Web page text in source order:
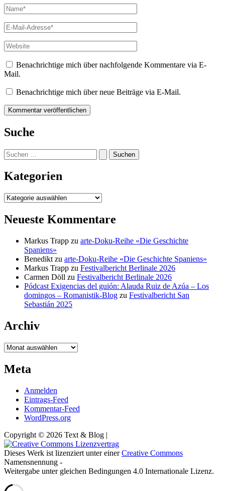
Name*
E-
Mail-
Adresse*
Website
Benachrichtige mich über nachfolgende Kommentare via E-
Mail.
Benachrichtige mich über neue Beiträge via E-Mail.
Suche
Suchen
nach:
Kategorien
Kategorien
Neueste Kommentare
Markus Trapp zu arte-Doku-Reihe «Die Geschichte
Spaniens»
Benedikt zu arte-Doku-Reihe «Die Geschichte Spaniens»
Markus Trapp zu Festivalbericht Berlinale 2026
Carmen Döll zu Festivalbericht Berlinale 2026
Pódcast Exigencias del guión: Alauda Ruiz de Azúa – Los
domingos – Romanistik-Blog zu Festivalbericht San
Sebastián 2025
Archiv
Archiv
Meta
Anmelden
Eintrags-Feed
Kommentar-Feed
WordPress.org
Copyright © 2026 Text & Blog |
Dieses Werk ist lizenziert unter einerCreative Commons
Namensnennung -
Weitergabe unter gleichen Bedingungen 4.0 Internationale Lizenz.